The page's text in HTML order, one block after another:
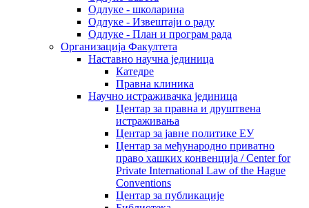
Одлуке - школарина
Одлуке - Извештаји о раду
Одлуке - План и програм рада
Организација Факултета
Наставно научна јединица
Катедре
Правна клиника
Научно истраживачка јединица
Центар за правна и друштвена
истраживања
Центар за јавне политике ЕУ
Центар за међународно приватно
право хашких конвенција / Center for
Private International Law of the Hague
Conventions
Центар за публикације